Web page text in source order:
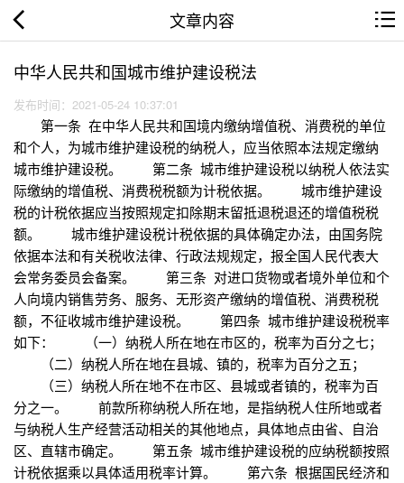
文章内容
中华人民共和国城市维护建设税法
发布时间：2021-05-24 10:37:01
第一条 在中华人民共和国境内缴纳增值税、消费税的单位
和个人，为城市维护建设税的纳税人，应当依照本法规定缴纳
城市维护建设税。 第二条 城市维护建设税以纳税人依法实
际缴纳的增值税、消费税税额为计税依据。 城市维护建设
税的计税依据应当按照规定扣除期末留抵退税退还的增值税税
额。 城市维护建设税计税依据的具体确定办法，由国务院
依据本法和有关税收法律、行政法规规定，报全国人民代表大
会常务委员会备案。 第三条 对进口货物或者境外单位和个
人向境内销售劳务、服务、无形资产缴纳的增值税、消费税税
额，不征收城市维护建设税。 第四条 城市维护建设税税率
如下： （一）纳税人所在地在市区的，税率为百分之七；
（二）纳税人所在地在县城、镇的，税率为百分之五；
（三）纳税人所在地不在市区、县城或者镇的，税率为百
分之一。 前款所称纳税人所在地，是指纳税人住所地或者
与纳税人生产经营活动相关的其他地点，具体地点由省、自治
区、直辖市确定。 第五条 城市维护建设税的应纳税额按照
计税依据乘以具体适用税率计算。 第六条 根据国民经济和